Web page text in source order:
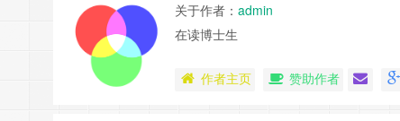
关于作者： admin
在读博士生
作者主页 赞助作者